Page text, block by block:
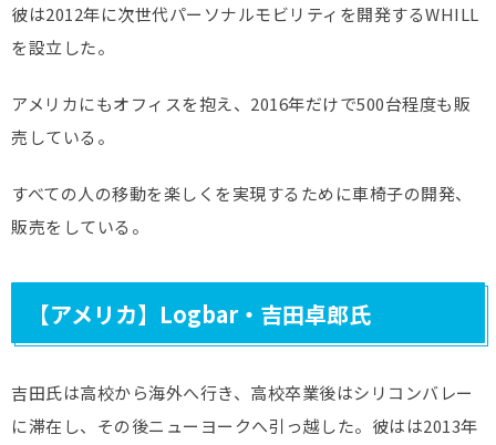
彼は2012年に次世代パーソナルモビリティを開発するWHILL
を設立した。
アメリカにもオフィスを抱え、2016年だけで500台程度も販
売している。
すべての人の移動を楽しくを実現するために車椅子の開発、
販売をしている。
【アメリカ】Logbar・吉田卓郎氏
吉田氏は高校から海外へ行き、高校卒業後はシリコンバレー
に滞在し、その後ニューヨークへ引っ越した。彼はは2013年